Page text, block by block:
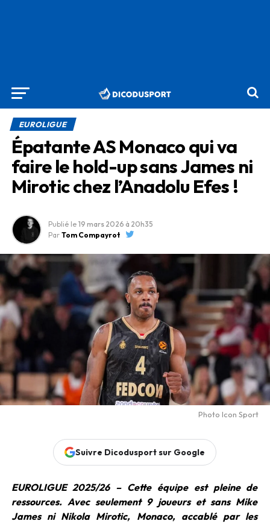
EUROLIGUE
Épatante AS Monaco qui va
faire le hold-up sans James ni
Mirotic chez l’Anadolu Efes !
Publié le 19 mars 2026 à 20h35
Par Tom Compayrot
Photo Icon Sport
Suivre Dicodusport sur Google
EUROLIGUE 2025/26 – Cette équipe est pleine de
ressources. Avec seulement 9 joueurs et sans Mike
James ni Nikola Mirotic, Monaco, accablé par les